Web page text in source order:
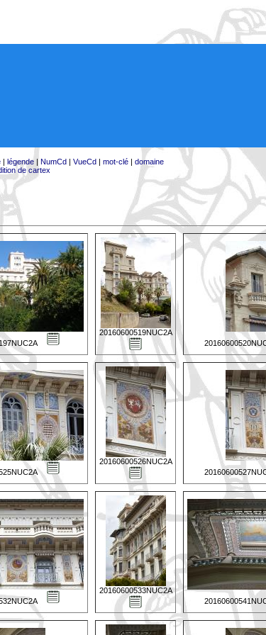
| légende| NumCd| VueCd| mot-clé| domaine
de cartex
20160600519NUC2A
20160600526NUC2A
20160600533NUC2A